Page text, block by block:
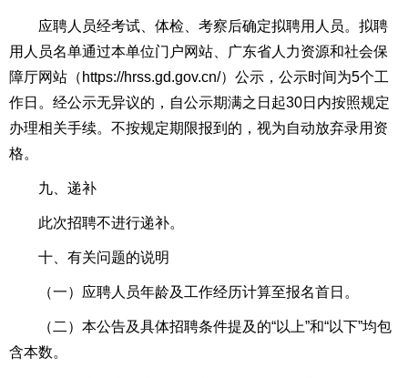
应聘人员经考试、体检、考察后确定拟聘用人员。拟聘
用人员名单通过本单位门户网站、广东省人力资源和社会保
障厅网站（https://hrss.gd.gov.cn/）公示，公示时间为5个工
作日。经公示无异议的，自公示期满之日起30日内按照规定
办理相关手续。不按规定期限报到的，视为自动放弃录用资
格。
九、递补
此次招聘不进行递补。
十、有关问题的说明
（一）应聘人员年龄及工作经历计算至报名首日。
（二）本公告及具体招聘条件提及的“以上”和“以下”均包
含本数。